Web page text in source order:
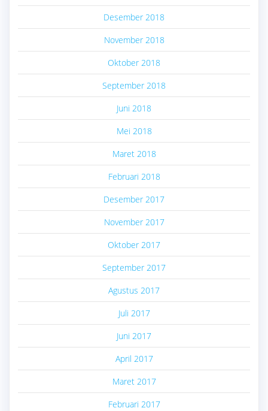
Desember 2018
November 2018
Oktober 2018
September 2018
Juni 2018
Mei 2018
Maret 2018
Februari 2018
Desember 2017
November 2017
Oktober 2017
September 2017
Agustus 2017
Juli 2017
Juni 2017
April 2017
Maret 2017
Februari 2017